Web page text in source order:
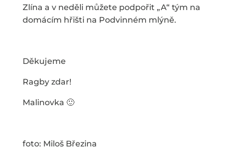
Zlína a v neděli můžete podpořit „A“ tým na
domácím hřišti na Podvinném mlýně.
Děkujeme
Ragby zdar!
Malinovka 🙂
foto: Miloš Březina